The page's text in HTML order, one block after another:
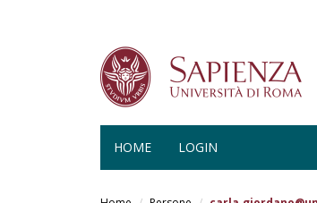
HOME LOGIN